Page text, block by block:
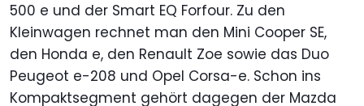
500 e und der Smart EQ Forfour. Zu den
Kleinwagen rechnet man den Mini Cooper SE,
den Honda e, den Renault Zoe sowie das Duo
Peugeot e-208 und Opel Corsa-e. Schon ins
Kompaktsegment gehört dagegen der Mazda